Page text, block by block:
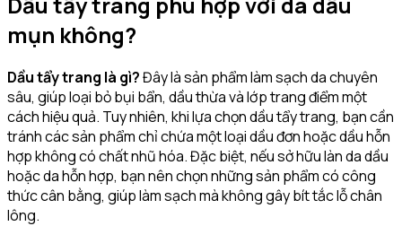
mụn không?
Dầu tẩy trang là gì?Đây là sản phẩm làm sạch da chuyên
sâu, giúp loại bỏ bụi bẩn, dầu thừa và lớp trang điểm một
cách hiệu quả. Tuy nhiên, khi lựa chọn dầu tẩy trang, bạn cần
tránh các sản phẩm chỉ chứa một loại dầu đơn hoặc dầu hỗn
hợp không có chất nhũ hóa. Đặc biệt, nếu sở hữu làn da dầu
hoặc da hỗn hợp, bạn nên chọn những sản phẩm có công
thức cân bằng, giúp làm sạch mà không gây bít tắc lỗ chân
lông.